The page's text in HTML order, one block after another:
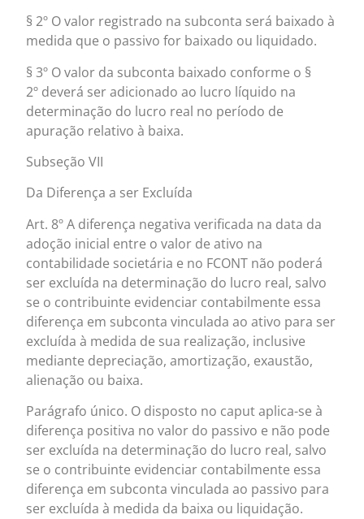
§ 2º O valor registrado na subconta será baixado à
medida que o passivo for baixado ou liquidado.
§ 3º O valor da subconta baixado conforme o §
2º deverá ser adicionado ao lucro líquido na
determinação do lucro real no período de
apuração relativo à baixa.
Subseção VII
Da Diferença a ser Excluída
Art. 8º A diferença negativa verificada na data da
adoção inicial entre o valor de ativo na
contabilidade societária e no FCONT não poderá
ser excluída na determinação do lucro real, salvo
se o contribuinte evidenciar contabilmente essa
diferença em subconta vinculada ao ativo para ser
excluída à medida de sua realização, inclusive
mediante depreciação, amortização, exaustão,
alienação ou baixa.
Parágrafo único. O disposto no caput aplica-se à
diferença positiva no valor do passivo e não pode
ser excluída na determinação do lucro real, salvo
se o contribuinte evidenciar contabilmente essa
diferença em subconta vinculada ao passivo para
ser excluída à medida da baixa ou liquidação.